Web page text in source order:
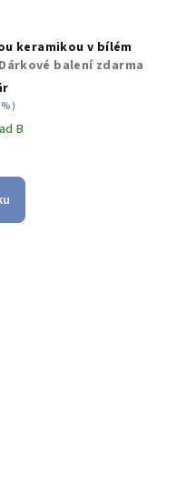
keramikou v bílém
balení zdarma
B